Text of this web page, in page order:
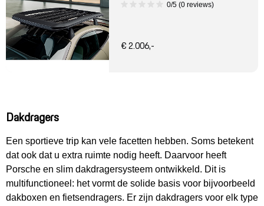
0/5 (0 reviews)
€ 2.006,-
Dakdragers
Een sportieve trip kan vele facetten hebben. Soms betekent
dat ook dat u extra ruimte nodig heeft. Daarvoor heeft
Porsche en slim dakdragersysteem ontwikkeld. Dit is
multifunctioneel: het vormt de solide basis voor bijvoorbeeld
dakboxen en fietsendragers. Er zijn dakdragers voor elk type